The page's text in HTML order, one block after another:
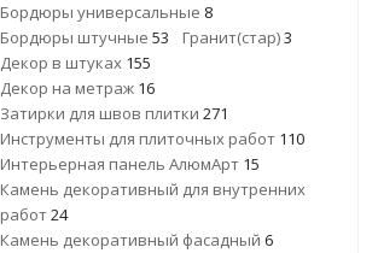
Бордюры универсальные 8
Бордюры штучные 53 Гранит(стар)3
Декор в штуках 155
Декор на метраж 16
Затирки для швов плитки 271
Инструменты для плиточных работ 110
Интерьерная панель АлюмАрт 15
Камень декоративный для внутренних
работ24
Камень декоративный фасадный 6